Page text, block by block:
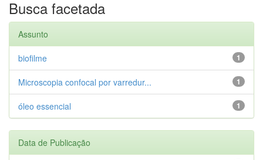
Busca facetada
Assunto
1
biofilme
1
Microscopia confocal por varredur...
1
óleo essencial
Data de Publicação